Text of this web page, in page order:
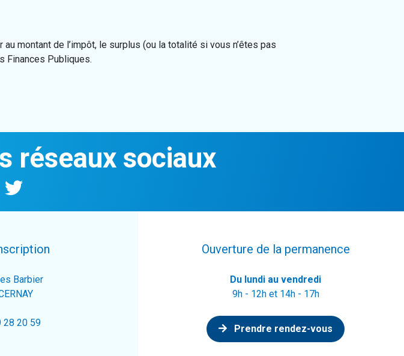
montant de l’impôt, le surplus (ou la totalité si vous n’êtes pas
Finances Publiques.
réseaux sociaux
Barbier
28 20 59
Ouverture de la permanence
Du lundi au vendredi
9h - 12h et 14h - 17h
Prendre rendez-vous